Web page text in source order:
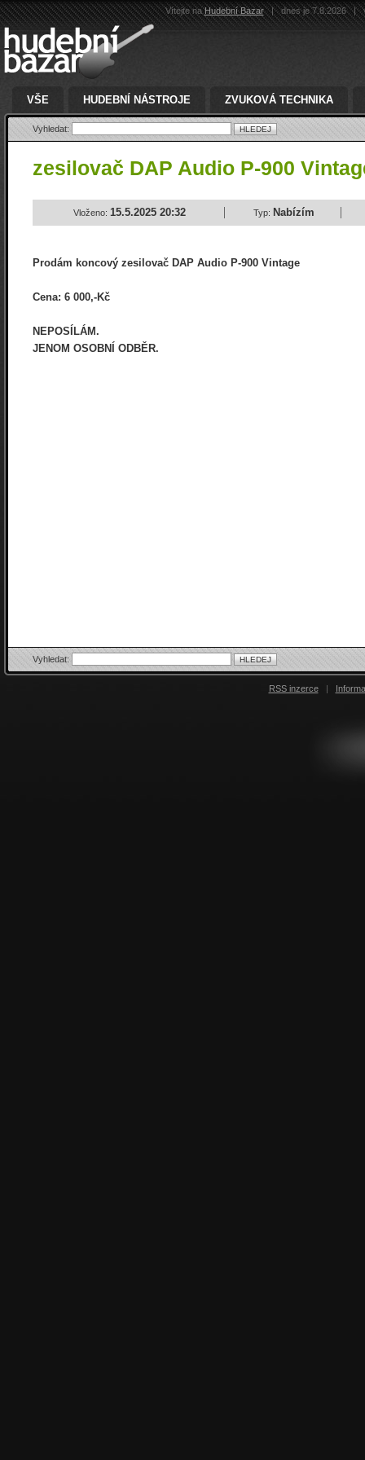
Vítejte naHudební Bazar | dnes je 7.8.2026 |
VŠE HUDEBNÍ NÁSTROJE ZVUKOVÁ TECHNIKA
Vyhledat:
zesilovač DAP Audio P-900
Vloženo: 15.5.2025 20:32 Typ: Nabízím
Prodám koncový zesilovač DAP Audio P-900 Vintage
Cena: 6 000,-Kč
NEPOSÍLÁM.
JENOM OSOBNÍ ODBĚR.
Vyhledat:
RSS inzerce |